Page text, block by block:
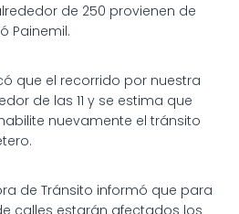
de 250 provienen de
Painemil.
que el recorrido por nuestra
de las 11 y se estima que
nuevamente el tránsito
de Tránsito informó que para
calles estarán afectados los